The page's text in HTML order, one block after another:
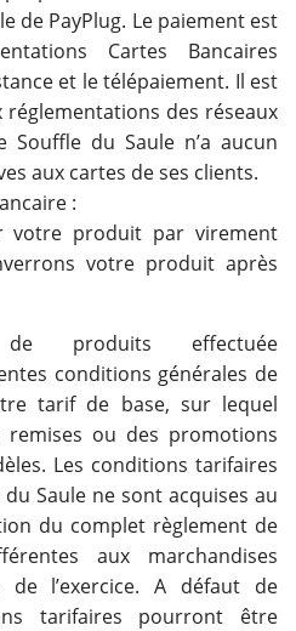
de PayPlug. Le paiement est
Cartes Bancaires
et le télépaiement. Il est
des réseaux
Souffle du Saule n’a aucun
aux cartes de ses clients.
:
votre produit par virement
votre produit après
produits effectuée
conditions générales de
tarif de base, sur lequel
remises ou des promotions
Les conditions tarifaires
Saule ne sont acquises au
du complet règlement de
aux marchandises
de l’exercice. A défaut de
tarifaires pourront être